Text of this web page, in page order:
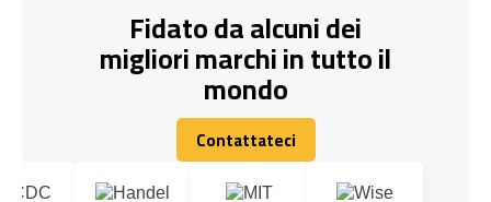
Fidato da alcuni dei
migliori marchi in tutto il
mondo
Contattateci
Contattateci